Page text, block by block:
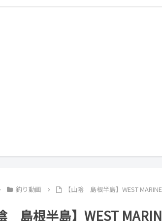
釣り動画 【山陰 島根半島】WEST
島根半島】WEST